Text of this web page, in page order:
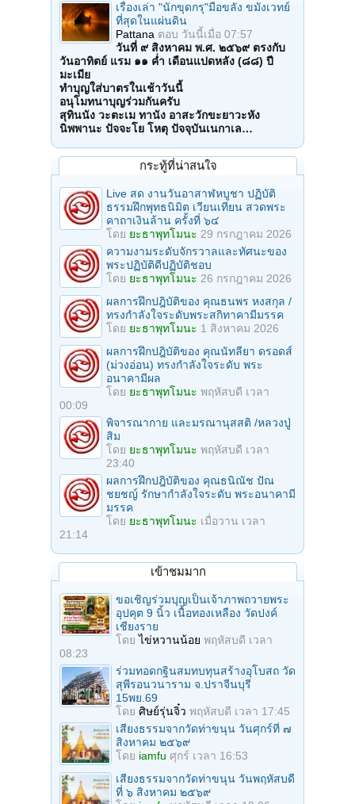
เรื่องเล่า "นักขุดกรุ"มือขลัง ขมังเวทย์
ที่สุดในแผ่นดิน
Pattana ตอบ วันนี้เมื่อ 07:57
วันที่ ๙ สิงหาคม พ.ศ. ๒๕๖๙ ตรงกับ
วันอาทิตย์ แรม ๑๑ ค่ำ เดือนแปดหลัง (๘๘) ปี
มะเมีย
ทำบุญใส่บาตรในเช้าวันนี้
อนุโมทนาบุญร่วมกันครับ
สุทินนัง วะตะเม ทานัง อาสะวักขะยาวะหัง
นิพพานะ ปัจจะโย โหตุ ปัจจุบันเนกาเล…
กระทู้ที่น่าสนใจ
Live สด งานวันอาสาฬหบูชา ปฏิบัติ
ธรรมฝึกพุทธนิมิต เวียนเทียน สวดพระ
คาถาเงินล้าน ครั้งที่ ๖๔
โดย ยะธาพุทโมนะ 29 กรกฎาคม 2026
ความงามระดับจักรวาลและทัศนะของ
พระปฏิบัติดีปฏิบัติชอบ
โดย ยะธาพุทโมนะ 26 กรกฎาคม 2026
ผลการฝึกปฎิบัติของ คุณธนพร หงสกุล /
ทรงกำลังใจระดับพระสกิทาคามีมรรค
โดย ยะธาพุทโมนะ 1 สิงหาคม 2026
ผลการฝึกปฎิบัติของ คุณนัทลียา ดรอดส์
(ม่วงอ่อน) ทรงกำลังใจระดับ พระ
อนาคามีผล
โดย ยะธาพุทโมนะ พฤหัสบดี เวลา
00:09
พิจารณากาย และมรณานุสสติ /หลวงปู่
สิม
โดย ยะธาพุทโมนะ พฤหัสบดี เวลา
23:40
ผลการฝึกปฎิบัติของ คุณธนิณัช ปัณ
ชยชญ์ รักษากำลังใจระดับ พระอนาคามี
มรรค
โดย ยะธาพุทโมนะ เมื่อวาน เวลา
21:14
เข้าชมมาก
ขอเชิญร่วมบุญเป็นเจ้าภาพถวายพระ
อุปคุต 9 นิ้ว เนื้อทองเหลือง วัดปงค์
เชียงราย
โดยไข่หวานน้อย พฤหัสบดี เวลา
08:23
ร่วมทอดกฐินสมทบทุนสร้างอุโบสถ วัด
สุพีรอนวนาราม จ.ปราจีนบุรี
15พย.69
โดย ศิษย์รุ่นจิ๋ว พฤหัสบดี เวลา 17:45
เสียงธรรมจากวัดท่าขนุน วันศุกร์ที่ ๗
สิงหาคม ๒๕๖๙
โดย iamfu ศุกร์ เวลา 16:53
เสียงธรรมจากวัดท่าขนุน วันพฤหัสบดี
ที่ ๖ สิงหาคม ๒๕๖๙